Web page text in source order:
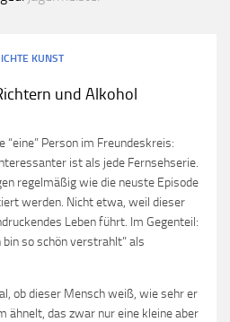
KUNST
und Alkohol
“eine” Person im Freundeskreis:
ist als jede Fernsehserie.
regelmäßig wie die neuste Episode
werden. Nicht etwa, weil dieser
Leben führt. Im Gegenteil:
so schön verstrahlt” als
ob dieser Mensch weiß, wie sehr er
ähnelt, das zwar nur eine kleine aber